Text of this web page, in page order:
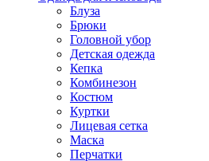
Блуза
Брюки
Головной убор
Детская одежда
Кепка
Комбинезон
Костюм
Куртки
Лицевая сетка
Маска
Перчатки